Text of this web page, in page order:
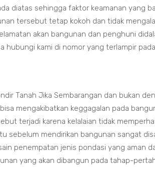
diatas sehingga faktor keamanan yang
tersebut tetap kokoh dan tidak
akan bangunan dan penghuni
hubungi kami di nomor yang terlampir
Tanah Jika Sembarangan dan bukan
mengakibatkan keggagalan pada
terjadi karena kelalaian tidak
sebelum mendirikan bangunan sangat
penempatan jenis pondasi yang aman
yang akan dibangun pada tahap-